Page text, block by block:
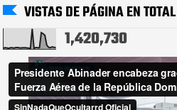
VISTAS DE PÁGINA EN TOTAL
1,420,730